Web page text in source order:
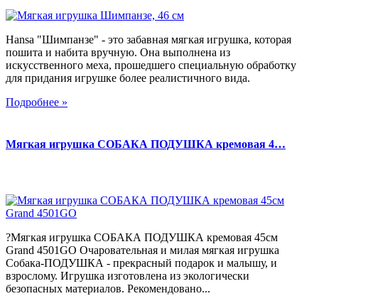
Hansa "Шимпанзе" - это забавная мягкая игрушка, которая
пошита и набита вручную. Она выполнена из
искусственного меха, прошедшего специальную обработку
для придания игрушке более реалистичного вида.
Подробнее »
Мягкая игрушка СОБАКА ПОДУШКА кремовая 4…
?Мягкая игрушка СОБАКА ПОДУШКА кремовая 45см
Grand 4501GO Очаровательная и милая мягкая игрушка
Собака-ПОДУШКА - прекрасный подарок и малышу, и
взрослому. Игрушка изготовлена из экологически
безопасных материалов. Рекомендовано...